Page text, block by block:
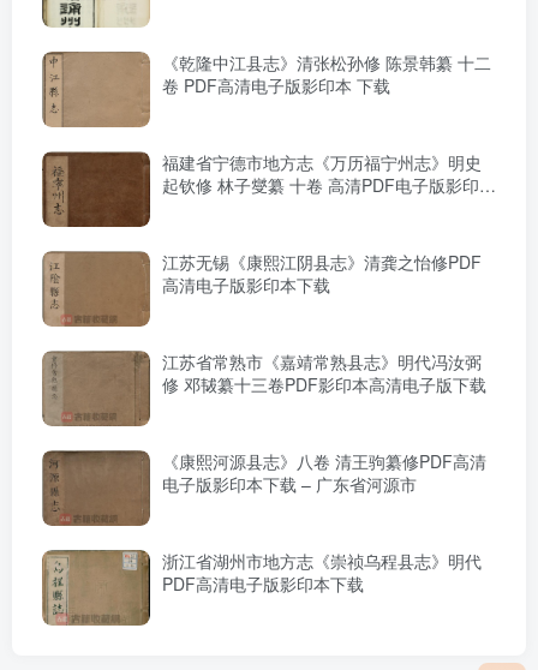
《乾隆中江县志》清张松孙修 陈景韩纂 十二
卷 PDF高清电子版影印本 下载
福建省宁德市地方志《万历福宁州志》明史
起钦修 林子燮纂 十卷 高清PDF电子版影印本
江苏无锡《康熙江阴县志》清龚之怡修PDF
高清电子版影印本下载
江苏省常熟市《嘉靖常熟县志》明代冯汝弼
修 邓韨纂十三卷PDF影印本高清电子版下载
《康熙河源县志》八卷 清王驹纂修PDF高清
电子版影印本下载 – 广东省河源市
浙江省湖州市地方志《崇祯乌程县志》明代
PDF高清电子版影印本下载